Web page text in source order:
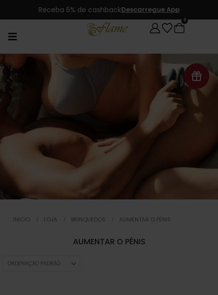
Receba 5% de cashbackDescarregue App
0
INICIO LOJA BRINQUEDOS AUMENTAR O PÉNIS
AUMENTAR O PÉNIS